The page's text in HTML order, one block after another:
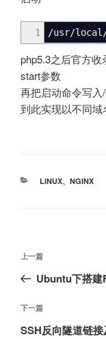
1 /usr/local
php5.3之后官方
start参数
再把启动命令写入
到此实现以不同域
分
LINUX、 NGINX
文
导
航
上
一
文
章
上一篇
Ubuntu下搭建
下
一
下一篇
SSH反向隧道链